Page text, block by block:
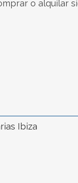
o alquilar
Ibiza